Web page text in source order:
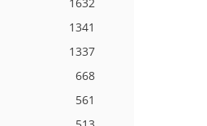
1341
1337
668
561